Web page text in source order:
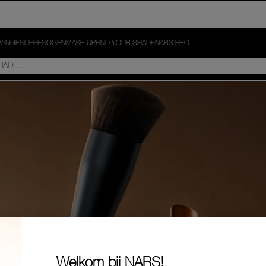
LIPPENOGENMAKE-UPFIND YOUR SHADENARS PRO
Welkom bij NARS!